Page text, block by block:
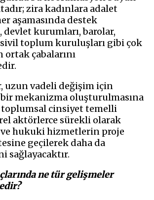
zira kadınlara adalet
aşamasında destek
kurumları, barolar,
toplum kuruluşları gibi çok
ortak çabalarını
uzun vadeli değişim için
mekanizma oluşturulmasına
toplumsal cinsiyet temelli
aktörlerce sürekli olarak
hukuki hizmetlerin proje
geçilerek daha da
sağlayacaktır.
ne tür gelişmeler